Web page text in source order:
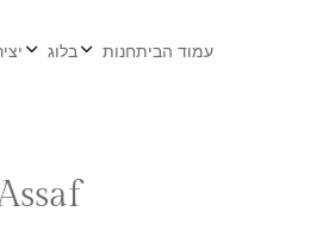
עמוד הביתחנות בלוג